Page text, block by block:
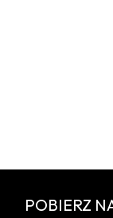
POBIERZ